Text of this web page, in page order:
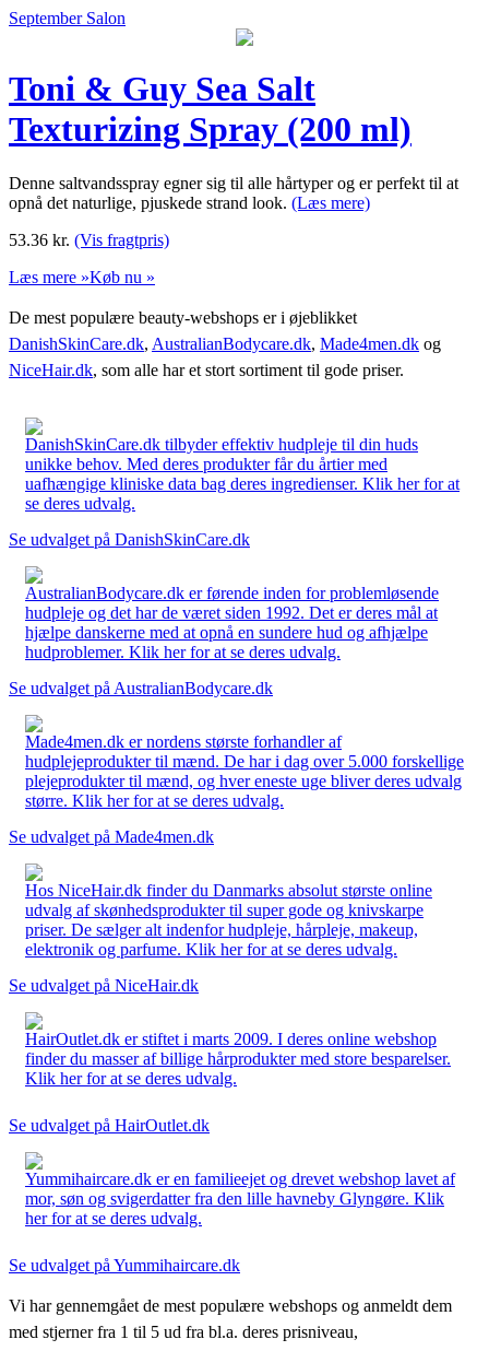
September Salon
Toni & Guy Sea Salt
Texturizing Spray (200 ml)
Denne saltvandsspray egner sig til alle hårtyper og er perfekt til at
opnå det naturlige, pjuskede strand look. (Læs mere)
53.36 kr. (Vis fragtpris)
Læs mere »Køb nu »
De mest populære beauty-webshops er i øjeblikket
DanishSkinCare.dk, AustralianBodycare.dk, Made4men.dk og
NiceHair.dk, som alle har et stort sortiment til gode priser.
DanishSkinCare.dk tilbyder effektiv hudpleje til din huds
unikke behov. Med deres produkter får du årtier med
uafhængige kliniske data bag deres ingredienser. Klik her for at
se deres udvalg.
Se udvalget på DanishSkinCare.dk
AustralianBodycare.dk er førende inden for problemløsende
hudpleje og det har de været siden 1992. Det er deres mål at
hjælpe danskerne med at opnå en sundere hud og afhjælpe
hudproblemer. Klik her for at se deres udvalg.
Se udvalget på AustralianBodycare.dk
Made4men.dk er nordens største forhandler af
hudplejeprodukter til mænd. De har i dag over 5.000 forskellige
plejeprodukter til mænd, og hver eneste uge bliver deres udvalg
større. Klik her for at se deres udvalg.
Se udvalget på Made4men.dk
Hos NiceHair.dk finder du Danmarks absolut største online
udvalg af skønhedsprodukter til super gode og knivskarpe
priser. De sælger alt indenfor hudpleje, hårpleje, makeup,
elektronik og parfume. Klik her for at se deres udvalg.
Se udvalget på NiceHair.dk
HairOutlet.dk er stiftet i marts 2009. I deres online webshop
finder du masser af billige hårprodukter med store besparelser.
Klik her for at se deres udvalg.
Se udvalget på HairOutlet.dk
Yummihaircare.dk er en familieejet og drevet webshop lavet af
mor, søn og svigerdatter fra den lille havneby Glyngøre. Klik
her for at se deres udvalg.
Se udvalget på Yummihaircare.dk
Vi har gennemgået de mest populære webshops og anmeldt dem
med stjerner fra 1 til 5 ud fra bl.a. deres prisniveau,